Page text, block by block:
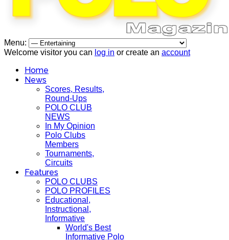
Menu:
Welcome visitor you can log in or create an account
Home
News
Scores, Results,
Round-Ups
POLO CLUB
NEWS
In My Opinion
Polo Clubs
Members
Tournaments,
Circuits
Features
POLO CLUBS
POLO PROFILES
Educational,
Instructional,
Informative
World's Best
Informative Polo